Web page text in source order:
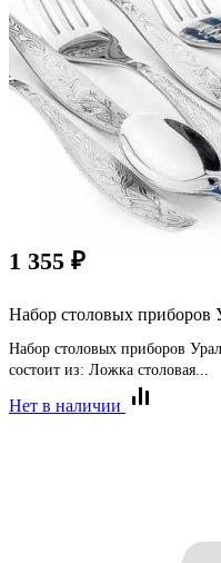
1 355 ₽
Набор столовых приборов
Набор столовых приборов
состоит из: Ложка столовая...
Нет в наличии